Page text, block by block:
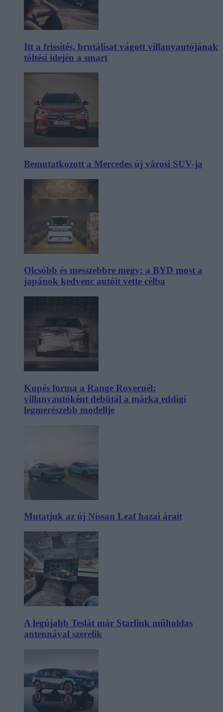
Itt a frissítés, brutálisat vágott villanyautójának
töltési idején a smart
Bemutatkozott a Mercedes új városi SUV-ja
Olcsóbb és messzebbre megy: a BYD most a
japánok kedvenc autóit vette célba
Kupés forma a Range Rovernél:
villanyautóként debütál a márka eddigi
legmerészebb modellje
Mutatjuk az új Nissan Leaf hazai árait
A legújabb Teslát már Starlink műholdas
antennával szerelik